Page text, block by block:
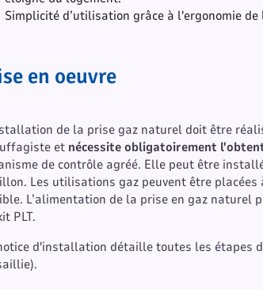
Simplicité d’utilisation grâce à l'ergonomie
en oeuvre
de la prise gaz naturel doit être
et nécessite obligatoirement
de contrôle agréé. Elle peut être
Les utilisations gaz peuvent être
L’alimentation de la prise en gaz naturel
PLT.
d'installation détaille toutes les étapes